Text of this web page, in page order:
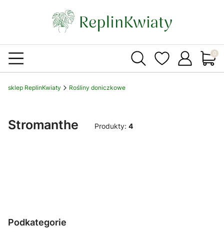
sklep ReplinKwiaty Rośliny doniczkowe
Stromanthe Produkty: 4
Podkategorie